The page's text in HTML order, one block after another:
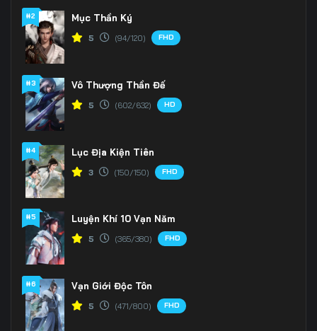
#2 Mục Thần Ký
5 (94/120) FHD
#3 Vô Thượng Thần Đế
5 (602/632) HD
#4 Lục Địa Kiện Tiên
3 (150/150) FHD
#5 Luyện Khí 10 Vạn Năm
5 (365/380) FHD
#6 Vạn Giới Độc Tôn
5 (471/800) FHD